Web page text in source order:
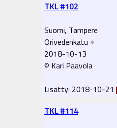
TKL #102
Suomi, Tampere
Orivedenkatu ⌖
2018-10-13
© Kari Paavola
Lisätty: 2018-10-21
TKL #114